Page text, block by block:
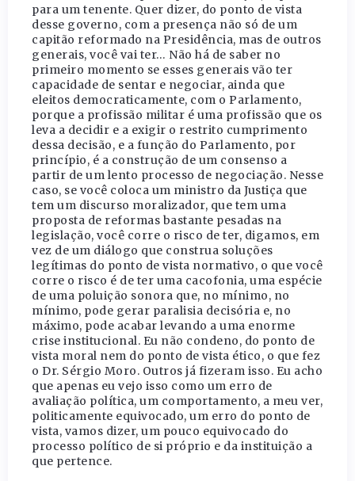
para um tenente. Quer dizer, do ponto de vista
desse governo, com a presença não só de um
capitão reformado na Presidência, mas de outros
generais, você vai ter… Não há de saber no
primeiro momento se esses generais vão ter
capacidade de sentar e negociar, ainda que
eleitos democraticamente, com o Parlamento,
porque a profissão militar é uma profissão que os
leva a decidir e a exigir o restrito cumprimento
dessa decisão, e a função do Parlamento, por
princípio, é a construção de um consenso a
partir de um lento processo de negociação. Nesse
caso, se você coloca um ministro da Justiça que
tem um discurso moralizador, que tem uma
proposta de reformas bastante pesadas na
legislação, você corre o risco de ter, digamos, em
vez de um diálogo que construa soluções
legítimas do ponto de vista normativo, o que você
corre o risco é de ter uma cacofonia, uma espécie
de uma poluição sonora que, no mínimo, no
mínimo, pode gerar paralisia decisória e, no
máximo, pode acabar levando a uma enorme
crise institucional. Eu não condeno, do ponto de
vista moral nem do ponto de vista ético, o que fez
o Dr. Sérgio Moro. Outros já fizeram isso. Eu acho
que apenas eu vejo isso como um erro de
avaliação política, um comportamento, a meu ver,
politicamente equivocado, um erro do ponto de
vista, vamos dizer, um pouco equivocado do
processo político de si próprio e da instituição a
que pertence.